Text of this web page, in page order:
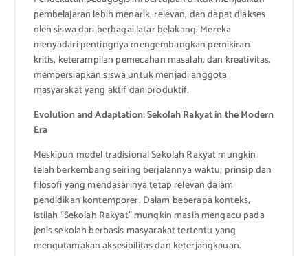
pembelajaran lebih menarik, relevan, dan dapat diakses
oleh siswa dari berbagai latar belakang. Mereka
menyadari pentingnya mengembangkan pemikiran
kritis, keterampilan pemecahan masalah, dan kreativitas,
mempersiapkan siswa untuk menjadi anggota
masyarakat yang aktif dan produktif.
Evolution and Adaptation: Sekolah Rakyat in the Modern
Era
Meskipun model tradisional Sekolah Rakyat mungkin
telah berkembang seiring berjalannya waktu, prinsip dan
filosofi yang mendasarinya tetap relevan dalam
pendidikan kontemporer. Dalam beberapa konteks,
istilah “Sekolah Rakyat” mungkin masih mengacu pada
jenis sekolah berbasis masyarakat tertentu yang
mengutamakan aksesibilitas dan keterjangkauan.